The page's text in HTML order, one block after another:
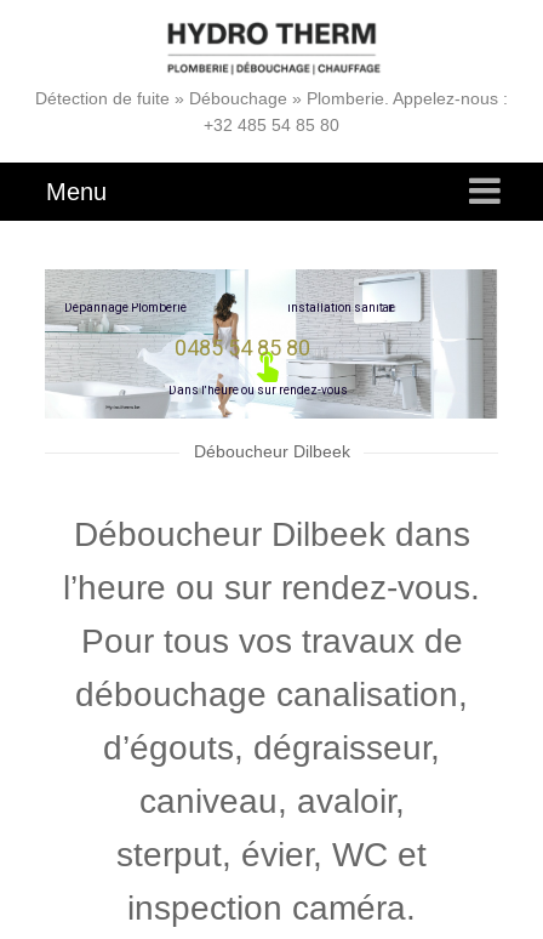
Détection de fuite » Débouchage » Plomberie. Appelez-nous :
+32 485 54 85 80
Menu
Dépannage Plomberie
0485 54 85 80
installation sanitair
Dansl'heureousur rendez-vous
Déboucheur Dilbeek
Déboucheur Dilbeek dans
l’heure ou sur rendez-vous.
Pour tous vos travaux de
débouchage canalisation,
d’égouts, dégraisseur,
caniveau, avaloir,
sterput, évier, WC et
inspection caméra.